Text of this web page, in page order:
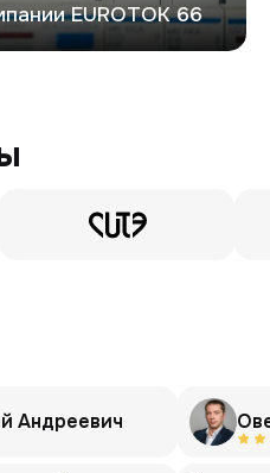
EUROTOK 66
Андреевич